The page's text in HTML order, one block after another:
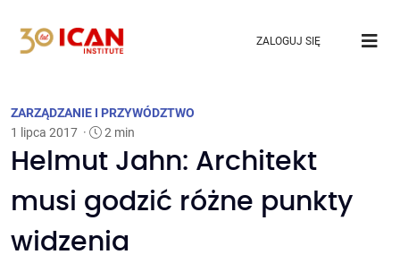
ZALOGUJ SIĘ
ZARZĄDZANIE I PRZYWÓDZTWO
1 lipca 2017 · 2 min
Helmut Jahn: Architekt
musi godzić różne punkty
widzenia